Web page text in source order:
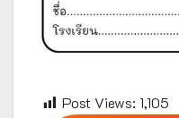
Post Views: 1,105